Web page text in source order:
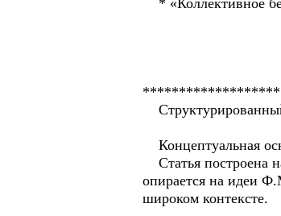
* «Коллективное
Концептуальная
Статья построена
опирается на идеи
широком контексте.